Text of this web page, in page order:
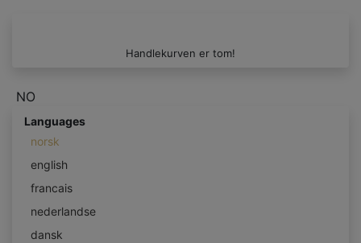
Handlekurven er tom!
NO
Languages
norsk
english
francais
nederlandse
dansk